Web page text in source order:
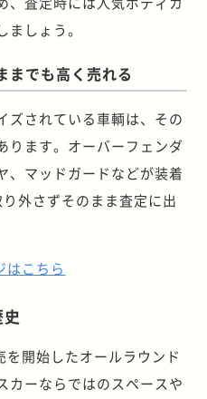
しょう。
までも高く売れる
ズされている車輌は、その
ります。オーバーフェンダ
、マッドガードなどが装着
外さずそのまま査定に出
はこちら
開始したオールラウンド
カーならではのスペースや